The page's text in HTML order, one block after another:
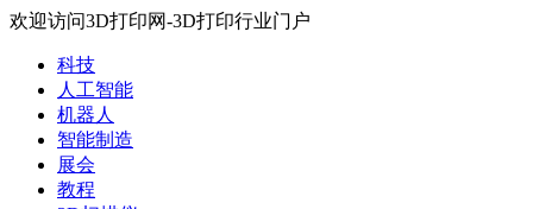
欢迎访问3D打印网-3D打印行业门户
科技
人工智能
机器人
智能制造
展会
教程